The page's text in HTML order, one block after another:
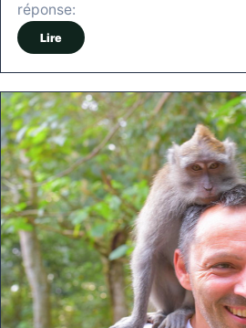
réponse:
Lire